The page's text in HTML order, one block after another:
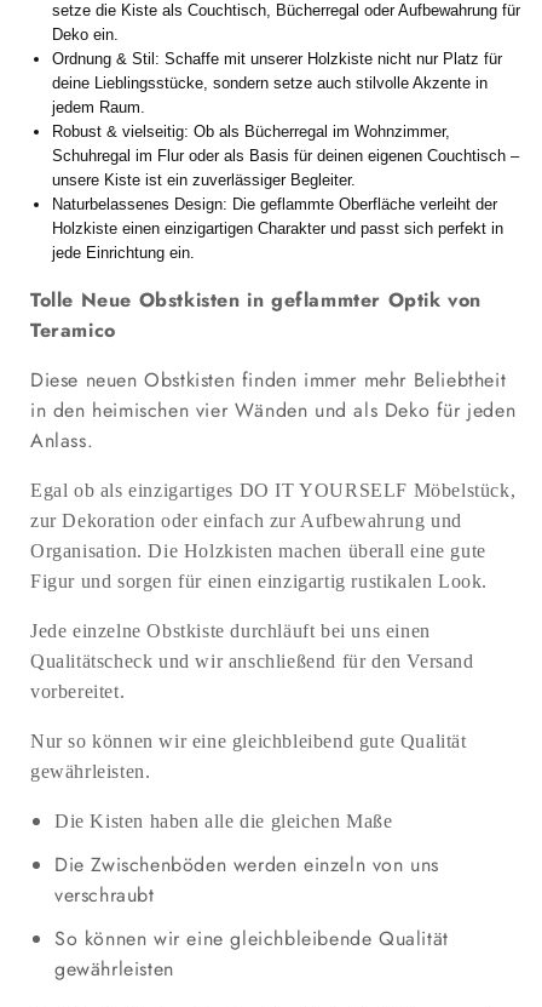
setze die Kiste als Couchtisch, Bücherregal oder Aufbewahrung für
Deko ein.
Ordnung & Stil: Schaffe mit unserer Holzkiste nicht nur Platz für
deine Lieblingsstücke, sondern setze auch stilvolle Akzente in
jedem Raum.
Robust & vielseitig: Ob als Bücherregal im Wohnzimmer,
Schuhregal im Flur oder als Basis für deinen eigenen Couchtisch –
unsere Kiste ist ein zuverlässiger Begleiter.
Naturbelassenes Design: Die geflammte Oberfläche verleiht der
Holzkiste einen einzigartigen Charakter und passt sich perfekt in
jede Einrichtung ein.
Tolle Neue Obstkisten in geflammter Optik von
Teramico
Diese neuen Obstkisten finden immer mehr Beliebtheit
in den heimischen vier Wänden und als Deko für jeden
Anlass.
Egal ob als einzigartiges DO IT YOURSELF Möbelstück,
zur Dekoration oder einfach zur Aufbewahrung und
Organisation. Die Holzkisten machen überall eine gute
Figur und sorgen für einen einzigartig rustikalen Look.
Jede einzelne Obstkiste durchläuft bei uns einen
Qualitätscheck und wir anschließend für den Versand
vorbereitet.
Nur so können wir eine gleichbleibend gute Qualität
gewährleisten.
Die Kisten haben alle die gleichen Maße
Die Zwischenböden werden einzeln von uns
verschraubt
So können wir eine gleichbleibende Qualität
gewährleisten